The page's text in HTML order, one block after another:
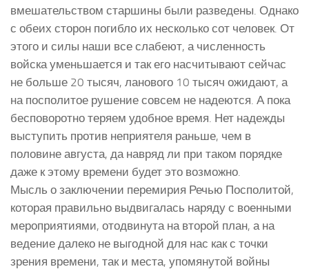
вмешательством старшины были разведены. Однако
с обеих сторон погибло их несколько сот человек. От
этого и силы наши все слабеют, а численность
войска уменьшается и так его насчитывают сейчас
не больше 20 тысяч, ланового 10 тысяч ожидают, а
на посполитое рушение совсем не надеются. А пока
бесповоротно теряем удобное время. Нет надежды
выступить против неприятеля раньше, чем в
половине августа, да навряд ли при таком порядке
даже к этому времени будет это возможно.
Мысль о заключении перемирия Речью Посполитой,
которая правильно выдвигалась наряду с военными
мероприятиями, отодвинута на второй план, а на
ведение далеко не выгодной для нас как с точки
зрения времени, так и места, упомянутой войны